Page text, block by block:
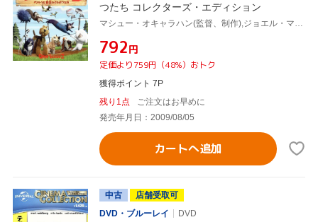
つたち コレクターズ・エディション
¥792円
定価より759円（48%）おトク
獲得ポイント 7P
残り1点
ご注文はお早めに
発売年月日：2009/08/05
カートへ追加
中古
店舗受取可
DVD・ブルーレイ
DVD